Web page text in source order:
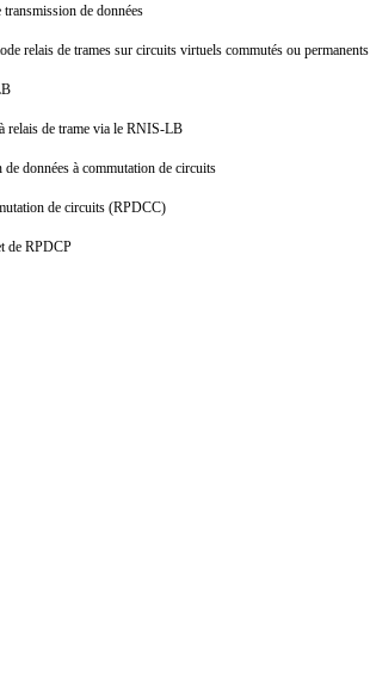
de données
relais de trames sur circuits virtuels commutés ou permanents
relais de trame via le RNIS-LB
données à commutation de circuits
de circuits (RPDCC)
de RPDCP